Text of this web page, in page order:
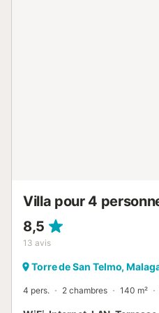
Villa pour 4
8,5
13 avis
Torre de San Telmo,
4 pers. 2 chambres 140 m²